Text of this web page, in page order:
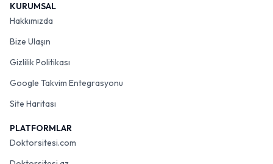
KURUMSAL
Hakkımızda
Bize Ulaşın
Gizlilik Politikası
Google Takvim Entegrasyonu
Site Haritası
PLATFORMLAR
Doktorsitesi.com